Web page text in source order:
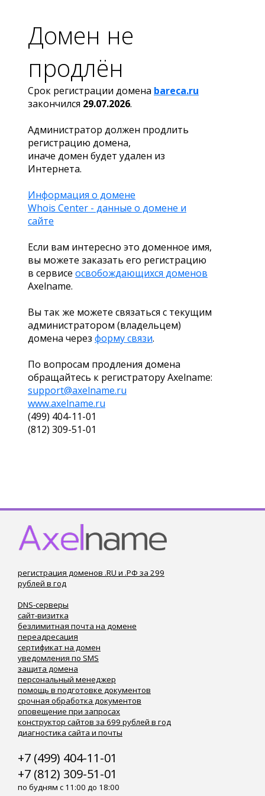
Домен не
продлён
Срок регистрации домена bareca.ru
закончился 29.07.2026.
Администратор должен продлить
регистрацию домена,
иначе домен будет удален из
Интернета.
Информация о домене
Whois Center - данные о домене и
сайте
Если вам интересно это доменное имя,
вы можете заказать его регистрацию
в сервисе освобождающихся доменов
Axelname.
Вы так же можете связаться с текущим
администратором (владельцем)
домена через форму связи.
По вопросам продления домена
обращайтесь к регистратору Axelname:
support@axelname.ru
www.axelname.ru
(499) 404-11-01
(812) 309-51-01
регистрация доменов .RU и .РФ за 299
рублей в год
DNS-серверы
сайт-визитка
безлимитная почта на домене
переадресация
сертификат на домен
уведомления по SMS
защита домена
персональный менеджер
помощь в подготовке документов
срочная обработка документов
оповещение при запросах
конструктор сайтов за 699 рублей в год
диагностика сайта и почты
+7 (499) 404-11-01
+7 (812) 309-51-01
по будням с 11:00 до 18:00